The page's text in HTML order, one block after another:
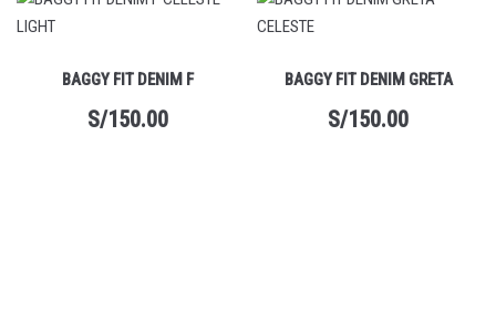
BAGGY FIT
BAGGY FIT DENIM F
S/150.00
BAGGY FIT DENIM GRETA
S/150.00